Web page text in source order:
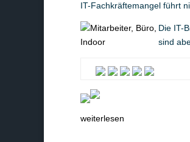
IT-Fachkräftemangel führt
Die IT-
sind
weiterlesen